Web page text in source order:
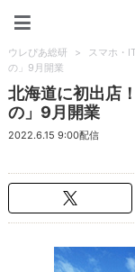
ウレぴあ総研 > スマホ・
の」9月開業
北海道に初出店
の」9月開業
2022.6.15 9:00配信